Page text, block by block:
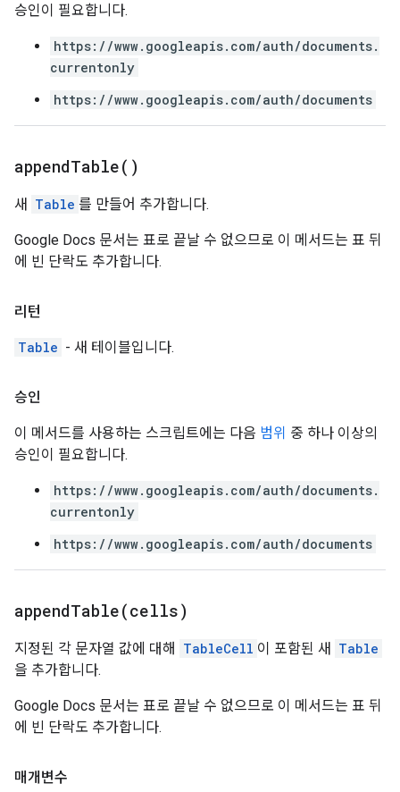
승인이 필요합니다.
https://www.googleapis.com/auth/documents.
currentonly
https://www.googleapis.com/auth/documents
appendTable( )
새 Table 를 만들어 추가합니다.
Google Docs 문서는 표로 끝날 수 없으므로 이 메서드는 표 뒤
에 빈 단락도 추가합니다.
리턴
Table - 새 테이블입니다.
승인
이 메서드를 사용하는 스크립트에는 다음 범위 중 하나 이상의
승인이 필요합니다.
https://www.googleapis.com/auth/documents.
currentonly
https://www.googleapis.com/auth/documents
appendTable(cells)
지정된 각 문자열 값에 대해 TableCell 이 포함된 새
Table
을 추가합니다.
Google Docs 문서는 표로 끝날 수 없으므로 이 메서드는 표 뒤
에 빈 단락도 추가합니다.
매개변수